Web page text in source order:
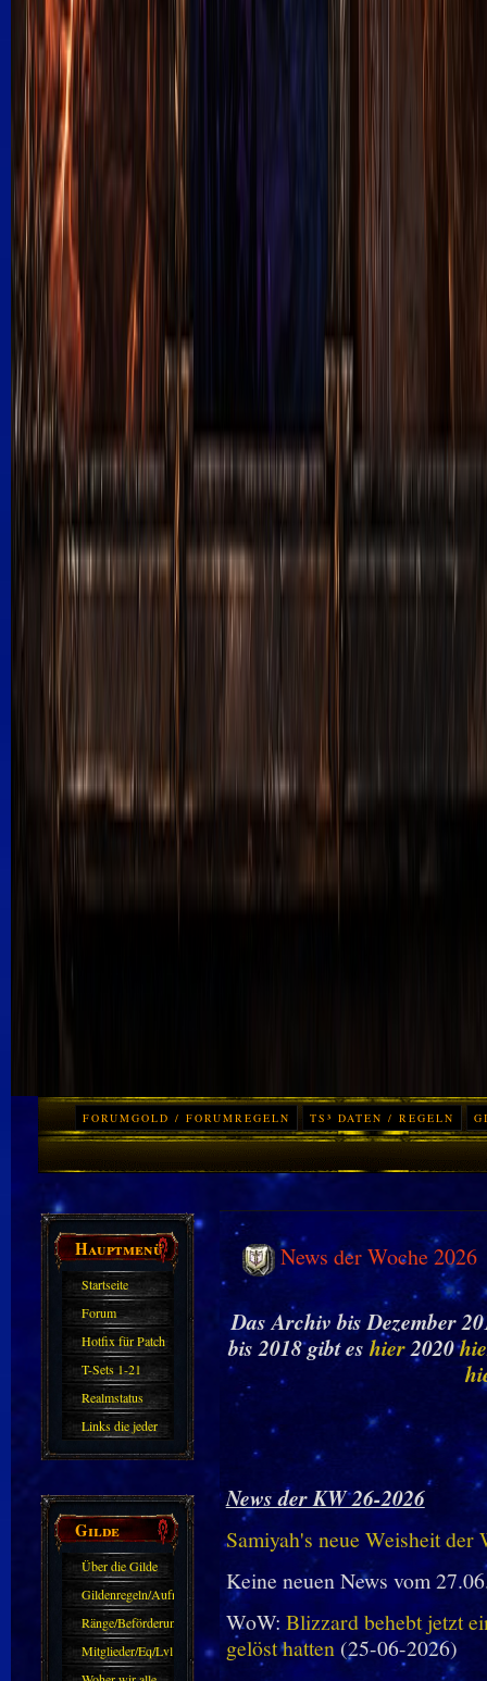
FORUMGOLD / FORUMREGELN TS³ DATEN / REGELN
Hauptmenü
Startseite
Forum
Hotfix für Patch
11.X
T-Sets 1-21
Realmstatus
Links die jeder
kennen sollte?!
Gilde
Über die Gilde
(DAW)
Gildenregeln/Aufnahme
Ränge/Beförderungen
Mitglieder/Eq/Lvl
News der Woche 2026
Das Archiv bis Dezember
bis 2018 gibt es hier2020
News der KW 26-2026
Samiyah's neue Weisheit der
Keine neuen News vom
WoW: Blizzard behebt jetzt
gelöst hatten(25-06-2026)